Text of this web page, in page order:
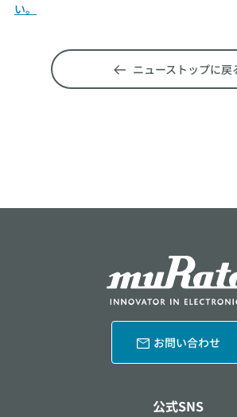
い。
ニューストップに戻
お問い合わせ
公式SNS